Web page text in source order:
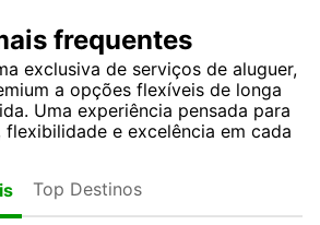
frequentes
exclusiva de serviços de aluguer,
a opções flexíveis de longa
Uma experiência pensada para
e excelência em cada
Top Destinos